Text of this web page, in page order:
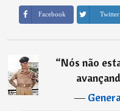
Facebook Twitter
“Nós não
―